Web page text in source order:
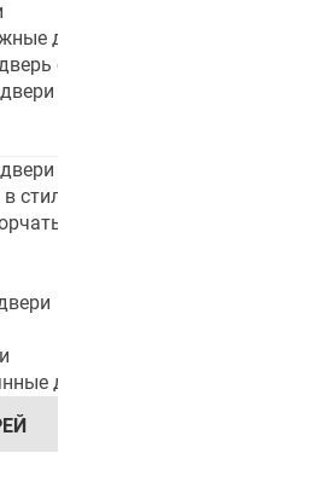
двери
со стеклом
ei 60
стиле лофт
межкомнатные
двери